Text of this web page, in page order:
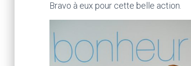
Bravo à eux pour cette belle action.